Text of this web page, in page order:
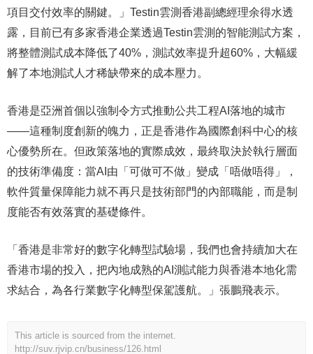
項目交付效率的關鍵。」Testin雲測香港副總經理余得水透
露，目前已有多家香港企業透過Testin雲測的智能測試方案，
將整體測試成本降低了40%，測試效率提升超60%，大幅緩
解了本地測試人才稀缺帶來的成本壓力。
香港是亞洲首個以強制令方式推動公共工程AI落地的城市
——這種制度創新的魄力，正是香港作為國際創科中心的核
心優勢所在。但政策落地的實際成效，最終取決於執行層面
的技術準備度：當AI由「可做可不做」變成「唔做唔得」，
軟件質量保障能力就不再只是技術部門的內部職能，而是制
度能否有效落實的基礎條件。
「香港是非常好的數字化轉型試驗場，我們也會持續加大在
香港市場的投入，把內地成熟的AI測試能力與香港本地化需
求結合，為各行業數字化轉型保駕護航。」張鵬飛表示。
This article is sourced from the internet.
http://suv.rjvip.cn/business/126.html